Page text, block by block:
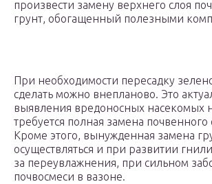
произвести замену верхнего слоя
грунт, обогащенный полезными
При необходимости пересадку
сделать можно внепланово. Это
выявления вредоносных насекомых
требуется полная замена почвенного
Кроме этого, вынужденная замена
осуществляться и при развитии
за переувлажнения, при сильном
почвосмеси в вазоне.